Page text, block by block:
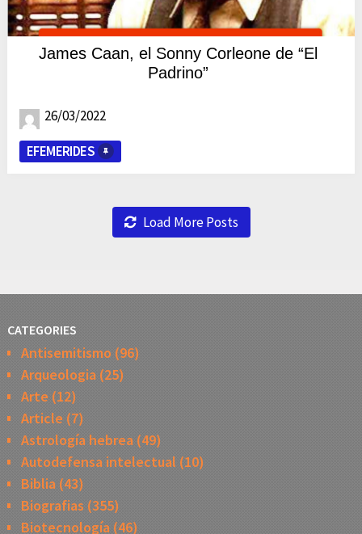
James Caan, el Sonny Corleone de “El
Padrino”
26/03/2022
EFEMERIDES
Load More Posts
CATEGORIES
Antisemitismo (96)
Arqueologia(25)
Arte (12)
Article (7)
Astrología hebrea(49)
Autodefensa intelectual (10)
Biblia(43)
Biografias (355)
Biotecnología(46)